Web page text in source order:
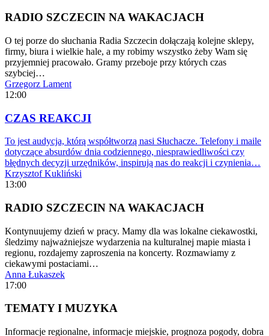
RADIO SZCZECIN NA WAKACJACH
O tej porze do słuchania Radia Szczecin dołączają kolejne sklepy,
firmy, biura i wielkie hale, a my robimy wszystko żeby Wam się
przyjemniej pracowało. Gramy przeboje przy których czas
szybciej…
Grzegorz Lament
12:00
CZAS REAKCJI
To jest audycja, którą współtworzą nasi Słuchacze. Telefony i maile
dotyczące absurdów dnia codziennego, niesprawiedliwości czy
błędnych decyzji urzędników, inspirują nas do reakcji i czynienia…
Krzysztof Kukliński
13:00
RADIO SZCZECIN NA WAKACJACH
Kontynuujemy dzień w pracy. Mamy dla was lokalne ciekawostki,
śledzimy najważniejsze wydarzenia na kulturalnej mapie miasta i
regionu, rozdajemy zaproszenia na koncerty. Rozmawiamy z
ciekawymi postaciami…
Anna Łukaszek
17:00
TEMATY I MUZYKA
Informacje regionalne, informacje miejskie, prognoza pogody, dobra